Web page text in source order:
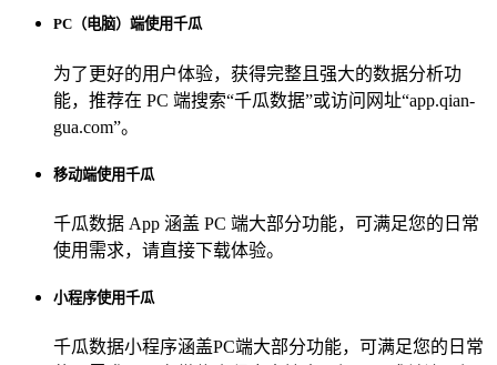
PC（电脑）端使用千瓜
为了更好的用户体验，获得完整且强大的数据分析功
能，推荐在 PC 端搜索“千瓜数据”或访问网址“app.qian-
gua.com”。
移动端使用千瓜
千瓜数据 App 涵盖 PC 端大部分功能，可满足您的日常
使用需求，请直接下载体验。
小程序使用千瓜
千瓜数据小程序涵盖PC端大部分功能，可满足您的日常